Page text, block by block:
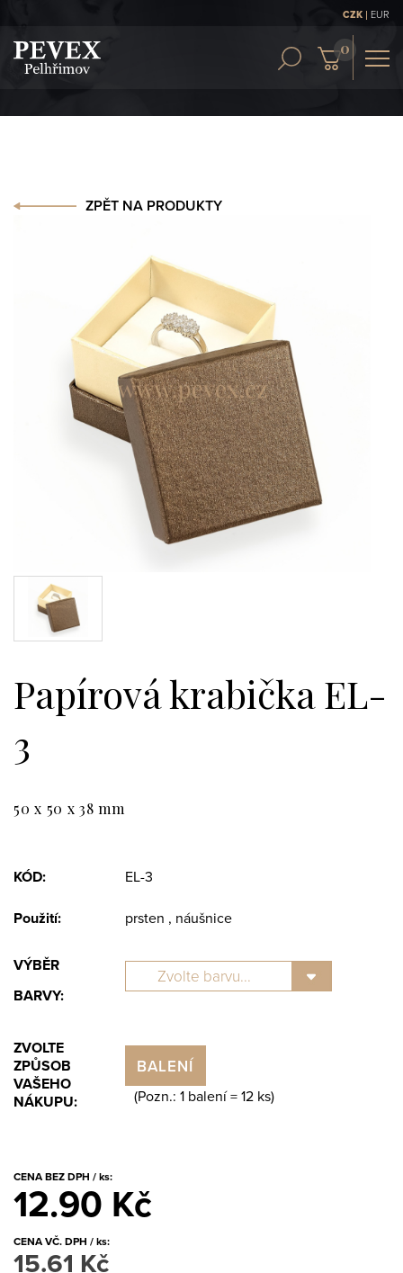
CZK | EUR
ZPĚT NA PRODUKTY
Papírová krabička EL-
3
50 x 50 x 38 mm
KÓD: EL-3
Použití: prsten , náušnice
VÝBĚR
BARVY:
ZVOLTE
ZPŮSOB
VAŠEHO
NÁKUPU:
BALENÍ
(Pozn.: 1 balení = 12ks)
CENA BEZ DPH / ks:
12.90 Kč
CENA VČ. DPH / ks:
15.61 Kč